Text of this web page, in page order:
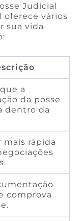
Judicial
oferece vários
sua vida
a
da posse
dentro da
mais rápida
comprova